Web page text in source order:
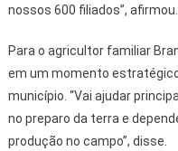
nossos 600 filiados”, afirmou.
Para o agricultor familiar
em um momento
município. “Vai ajudar
no preparo da terra e
produção no campo”, disse.